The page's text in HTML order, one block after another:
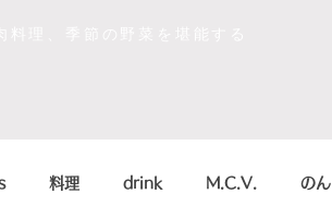
料理 drink M.C.V. の